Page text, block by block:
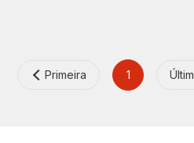
Primeira 1